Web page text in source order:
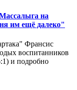
на
им ещё далеко"
Франсис
воспитанников
и подробно